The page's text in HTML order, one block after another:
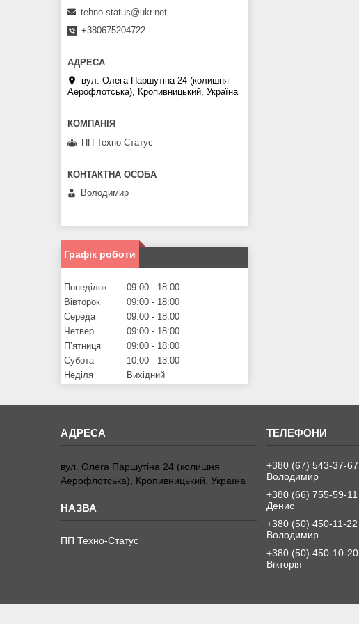
tehno-status@ukr.net
+380675204722
вул. Олега Паршутіна 24 (колишня
Аерофлотська), Кропивницький, Україна
ПП Техно-Статус
Володимир
Графік роботи
Понеділок 09:00
18:00
Вівторок
09:00
18:00
Середа
09:00
18:00
Четвер
09:00
18:00
Пʼятниця
09:00
18:00
Субота
10:00
13:00
Неділя
Вихідний
вул. Олега Паршутіна 24 (колишня
Аерофлотська), Кропивницький, Україна
ПП Техно-Статус
+380 (67) 543-37-67
Володимир
+380 (66) 755-59-11
Денис
+380 (50) 450-11-22
Володимир
+380 (50) 450-10-20
Вікторія